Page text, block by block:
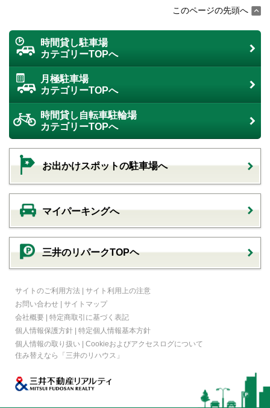
このページの先頭へ
時間貸し駐車場
カテゴリーTOPへ
月極駐車場
カテゴリーTOPへ
時間貸し自転車駐輪場
カテゴリーTOPへ
お出かけスポットの駐車場へ
マイパーキングへ
三井のリパークTOPヘ
サイトのご利用方法 | サイト利用上の注意
お問い合わせ | サイトマップ
会社概要 | 特定商取引に基づく表記
個人情報保護方針 | 特定個人情報基本方針
個人情報の取り扱い | Cookieおよびアクセスログについて
住み替えなら
「三井のリハウス」